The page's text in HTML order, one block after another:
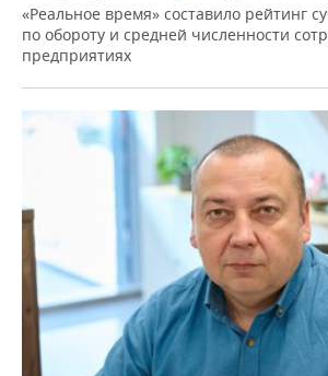
«Реальное время» составило рейтинг
по обороту и средней численности
предприятиях